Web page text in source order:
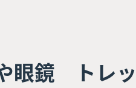
眼鏡 トレ